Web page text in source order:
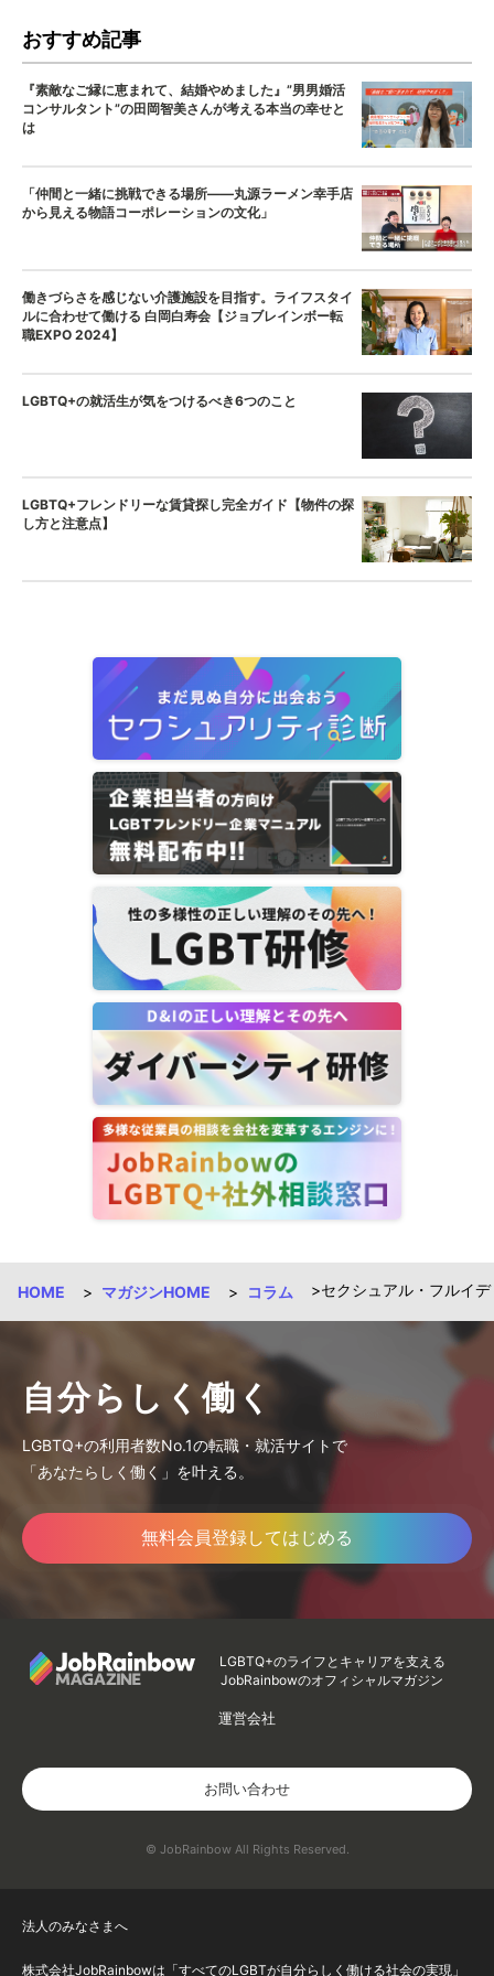
おすすめ記事
『素敵なご縁に恵まれて、結婚やめました』”男男婚活
コンサルタント”の田岡智美さんが考える本当の幸せと
は
「仲間と一緒に挑戦できる場所——丸源ラーメン幸手店
から見える物語コーポレーションの文化」
働きづらさを感じない介護施設を目指す。ライフスタイ
ルに合わせて働ける 白岡白寿会【ジョブレインボー転
職EXPO 2024】
LGBTQ+の就活生が気をつけるべき6つのこと
LGBTQ+フレンドリーな賃貸探し完全ガイド【物件の探
し方と注意点】
HOME マガジンHOME コラム セクシュアル・フルイ
自分らしく働く
LGBTQ+の利用者数No.1の転職・就活サイトで
「あなたらしく働く」を叶える。
無料会員登録してはじめる
LGBTQ+のライフとキャリアを支える
JobRainbowのオフィシャルマガジン
運営会社
お問い合わせ
© JobRainbow All Rights Reserved.
法人のみなさまへ
株式会社JobRainbowは「すべてのLGBTが自分らしく働ける社会の実現」